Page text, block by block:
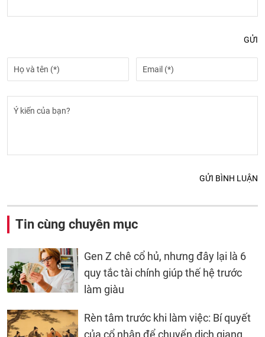
GỬI
GỬI BÌNH LUẬN
Tin cùng chuyên mục
Gen Z chê cổ hủ, nhưng đây lại là 6
quy tắc tài chính giúp thế hệ trước
làm giàu
Rèn tâm trước khi làm việc: Bí quyết
của cổ nhân để chuyển dịch giang